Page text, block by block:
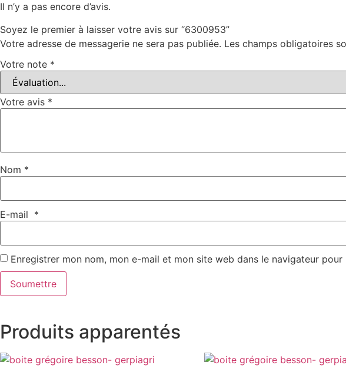
Il n’y a pas encore d’avis.
Soyez le premier à laisser votre avis sur “6300953”
Votre adresse de messagerie ne sera pas publiée. Les champs obligatoires
Votre note *
Votre avis *
Nom *
E-mail *
Enregistrer mon nom, mon e-mail et mon site web dans le navigateur
Produits apparentés